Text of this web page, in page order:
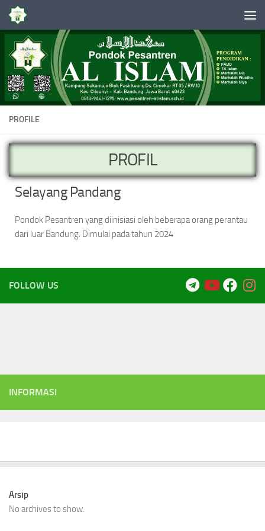
Skip to content
PROFILE
PROFIL
Selayang Pandang
Pondok Pesantren yang diinisiasi oleh beberapa orang perantau
dari luar Bandung. Dimulai pada tahun 2024
FOLLOW US
INFORMASI
Arsip
No archives to show.